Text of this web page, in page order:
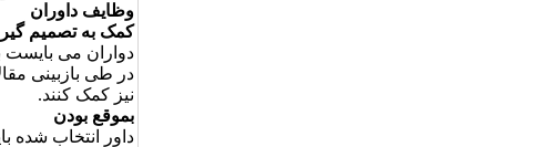
وظایف داوران
کمک به تصمیم
دواران می بایست
در طی بازبینی
نیز کمک کنند.
بموقع بودن
داور انتخاب شده